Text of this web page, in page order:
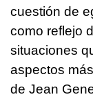
cuestión de
como reflejo
situaciones
aspectos
de Jean